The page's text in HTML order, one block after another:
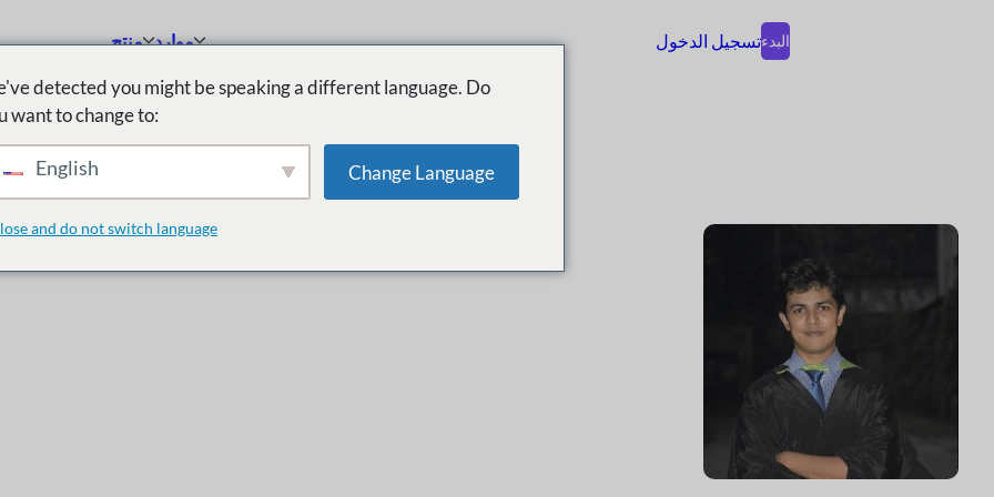
منتج موارد تسجيل الدخولالبدء
detected you might be speaking a different language. Do
want to change to:
English Change Language
and do not switch language